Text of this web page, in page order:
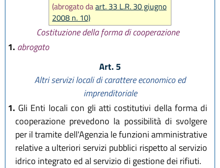
(abrogato daart. 33 L.R. 30 giugno
2008 n. 10)
Costituzione della forma di cooperazione
1. abrogato
Art. 5
Altri servizi locali di carattere economico ed
imprenditoriale
1. Gli Enti locali con gli atti costitutivi della forma di
cooperazione prevedono la possibilità di svolgere
per il tramite dell'Agenzia le funzioni amministrative
relative a ulteriori servizi pubblici rispetto al servizio
idrico integrato ed al servizio di gestione dei rifiuti.